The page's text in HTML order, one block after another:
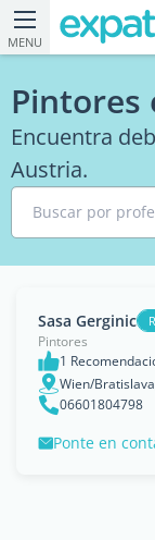
MENU
Pintores
Encuentra
Austria.
Buscar por
Sasa Gerginic
Pintores
1
Wien/
06601804798
Ponte en